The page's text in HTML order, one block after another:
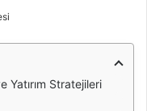
Yatırım Stratejileri